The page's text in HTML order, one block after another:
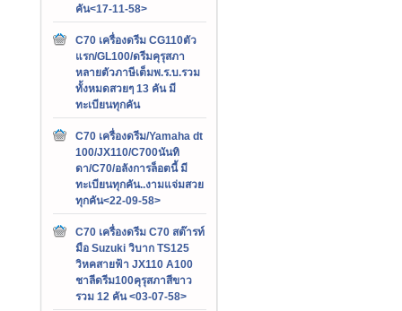
คัน<17-11-58>
C70 เครื่องดรีม CG110ตัว
แรก/GL100/ดรีมคุรุสภา
หลายตัวภาษีเต็มพ.ร.บ.รวม
ทั้งหมดสวยๆ 13 คัน มี
ทะเบียนทุกคัน
C70 เครื่องดรีม/Yamaha dt
100/JX110/C700นันทิ
ดา/C70/อลังการล็อตนี้ มี
ทะเบียนทุกคัน..งามแจ่มสวย
ทุกคัน<22-09-58>
C70 เครื่องดรีม C70 สต๊ารท์
มือ Suzuki วิบาก TS125
วิหคสายฟ้า JX110 A100
ชาลีดรีม100คุรุสภาสีขาว
รวม 12 คัน <03-07-58>